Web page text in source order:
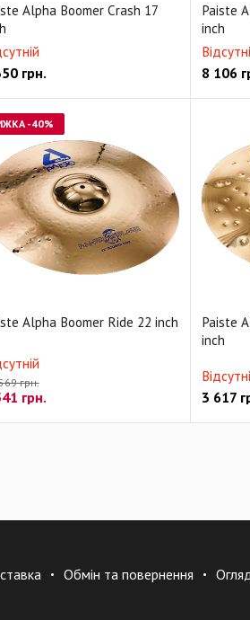
Alpha Boomer Crash 17
грн.
Paiste
inch
8 106
Alpha Boomer Ride 22 inch
грн.
грн.
-40%
Paiste
inch
3 617
Обмін та повернення